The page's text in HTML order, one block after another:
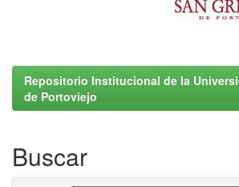
Repositorio Institucional de la
de Portoviejo
Buscar